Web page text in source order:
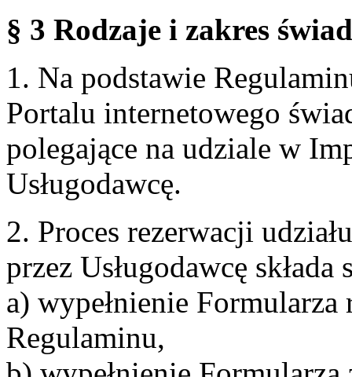
§ 3 Rodzaje i zakres
1. Na podstawie
Portalu internetowego
polegające na udziale w
Usługodawcę.
2. Proces rezerwacji
przez Usługodawcę
a) wypełnienie
Regulaminu,